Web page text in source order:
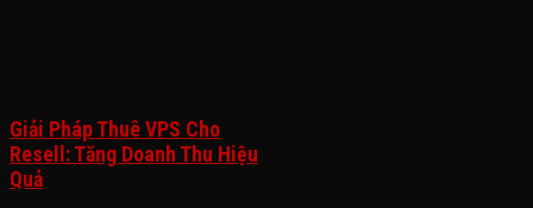
Giải Pháp Thuê VPS Cho
Resell: Tăng Doanh Thu Hiệu
Quả